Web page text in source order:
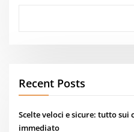
Recent Posts
Scelte veloci e sicure: tutto sui
immediato